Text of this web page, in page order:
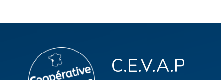
C.E.V.A.P